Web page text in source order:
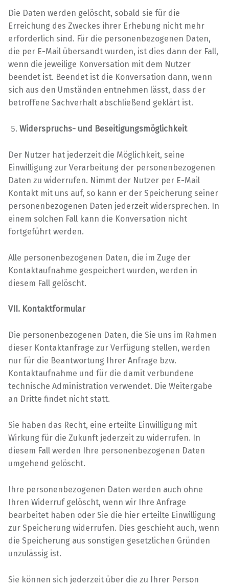
Die Daten werden gelöscht, sobald sie für die
Erreichung des Zweckes ihrer Erhebung nicht mehr
erforderlich sind. Für die personenbezogenen Daten,
die per E-Mail übersandt wurden, ist dies dann der Fall,
wenn die jeweilige Konversation mit dem Nutzer
beendet ist. Beendet ist die Konversation dann, wenn
sich aus den Umständen entnehmen lässt, dass der
betroffene Sachverhalt abschließend geklärt ist.
Widerspruchs- und Beseitigungsmöglichkeit
Der Nutzer hat jederzeit die Möglichkeit, seine
Einwilligung zur Verarbeitung der personenbezogenen
Daten zu widerrufen. Nimmt der Nutzer per E-Mail
Kontakt mit uns auf, so kann er der Speicherung seiner
personenbezogenen Daten jederzeit widersprechen. In
einem solchen Fall kann die Konversation nicht
fortgeführt werden.
Alle personenbezogenen Daten, die im Zuge der
Kontaktaufnahme gespeichert wurden, werden in
diesem Fall gelöscht.
VII. Kontaktformular
Die personenbezogenen Daten, die Sie uns im Rahmen
dieser Kontaktanfrage zur Verfügung stellen, werden
nur für die Beantwortung Ihrer Anfrage bzw.
Kontaktaufnahme und für die damit verbundene
technische Administration verwendet. Die Weitergabe
an Dritte findet nicht statt.
Sie haben das Recht, eine erteilte Einwilligung mit
Wirkung für die Zukunft jederzeit zu widerrufen. In
diesem Fall werden Ihre personenbezogenen Daten
umgehend gelöscht.
Ihre personenbezogenen Daten werden auch ohne
Ihren Widerruf gelöscht, wenn wir Ihre Anfrage
bearbeitet haben oder Sie die hier erteilte Einwilligung
zur Speicherung widerrufen. Dies geschieht auch, wenn
die Speicherung aus sonstigen gesetzlichen Gründen
unzulässig ist.
Sie können sich jederzeit über die zu Ihrer Person